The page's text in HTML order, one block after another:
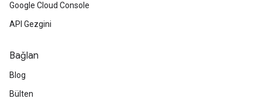
Google Cloud Console
API Gezgini
Bağlan
Blog
Bülten